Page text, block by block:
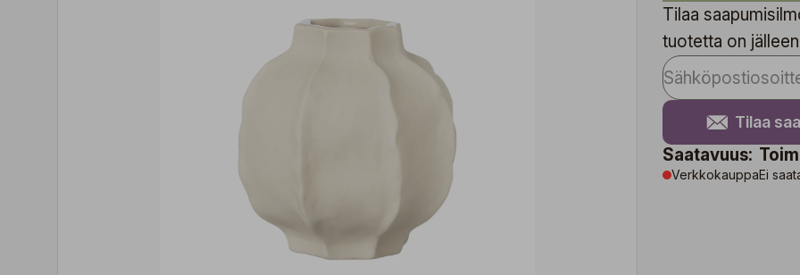
Tilaa
tuotetta on
Tilaa
Saatavuus:
VerkkokauppaEi